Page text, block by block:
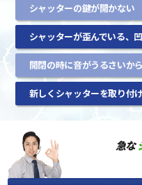
シャッターの鍵が開かない
シャッターが歪んでいる、
開閉の時に音がうるさいか
新しくシャッターを取り付
急な